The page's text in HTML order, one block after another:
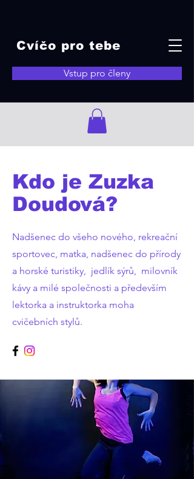
Cvíčo pro tebe
Vstup pro členy
Kdo je Zuzka
Doudová?
Nadšenec do všeho nového, rekreační
sportovec, matka, nadšenec do přírody
a horské turistiky, jedlík sýrů, milovník
kávy a milé společnosti a především
lektorka a instruktorka moha
cvičebních stylů.